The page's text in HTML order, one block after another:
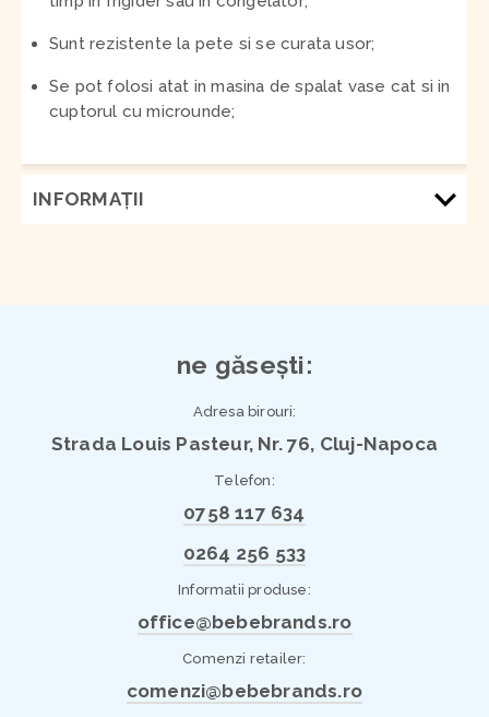
Sunt rezistente la pete si se curata usor;
Se pot folosi atat in masina de spalat vase cat si in
cuptorul cu microunde;
INFORMAŢII
ne găsești:
Adresa birouri:
Strada Louis Pasteur, Nr. 76, Cluj-Napoca
Telefon:
0758 117 634
0264 256 533
Informatii produse:
office@bebebrands.ro
Comenzi retailer:
comenzi@bebebrands.ro